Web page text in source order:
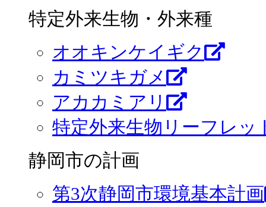
特定外来生物・外来種
オオキンケイギク
カミツキガメ
アカカミアリ
特定外来生物リーフレッ
静岡市の計画
第3次静岡市環境基本計画